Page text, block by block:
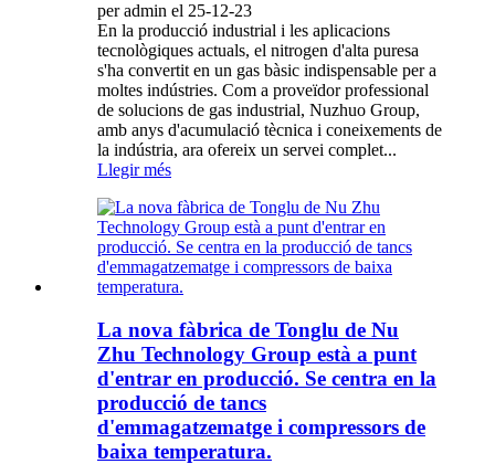
per admin el 25-12-23
En la producció industrial i les aplicacions
tecnològiques actuals, el nitrogen d'alta puresa
s'ha convertit en un gas bàsic indispensable per a
moltes indústries. Com a proveïdor professional
de solucions de gas industrial, Nuzhuo Group,
amb anys d'acumulació tècnica i coneixements de
la indústria, ara ofereix un servei complet...
Llegir més
La nova fàbrica de Tonglu de Nu
Zhu Technology Group està a punt
d'entrar en producció. Se centra en la
producció de tancs
d'emmagatzematge i compressors de
baixa temperatura.